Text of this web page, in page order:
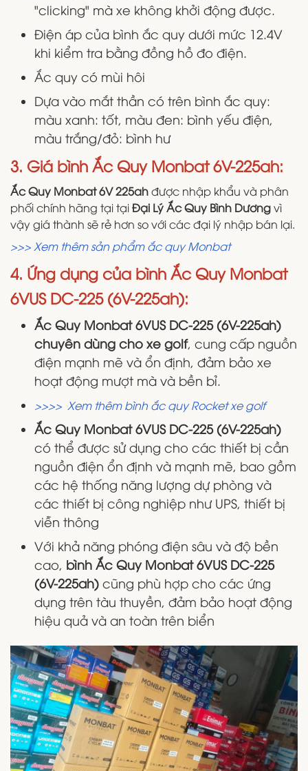
"clicking" mà xe không khởi động được.
Điện áp của bình ắc quy dưới mức 12.4V
khi kiểm tra bằng đồng hồ đo điện.
Ắc quy có mùi hôi
Dựa vào mắt thần có trên bình ắc quy:
màu xanh: tốt, màu đen: bình yếu điện,
màu trắng/đỏ: bình hư
3. Giá bình Ắc Quy Monbat 6V-225ah:
Ắc Quy Monbat 6V 225ahđược nhập khẩu và phân
phối chính hãng tại tạiĐại Lý Ắc Quy Bình Dươngvì
vậy giá thành sẽ rẻ hơn so với các đại lý nhập bán lại.
>>> Xem thêm sản phẩm ắc quy Monbat
4. Ứng dụng của bình Ắc Quy Monbat
6VUS DC-225 (6V-225ah):
Ắc Quy Monbat 6VUS DC-225 (6V-225ah)
chuyên dùng cho xe golf, cung cấp nguồn
điện mạnh mẽ và ổn định, đảm bảo xe
hoạt động mượt mà và bền bỉ.
>>>> Xem thêm bình ắc quy Rocket xe golf
Ắc Quy Monbat 6VUS DC-225 (6V-225ah)
có thể được sử dụng cho các thiết bị cần
nguồn điện ổn định và mạnh mẽ, bao gồm
các hệ thống năng lượng dự phòng và
các thiết bị công nghiệp như UPS, thiết bị
viễn thông
Với khả năng phóng điện sâu và độ bền
cao, bình Ắc Quy Monbat 6VUS DC-225
(6V-225ah) cũng phù hợp cho các ứng
dụng trên tàu thuyền, đảm bảo hoạt động
hiệu quả và an toàn trên biển